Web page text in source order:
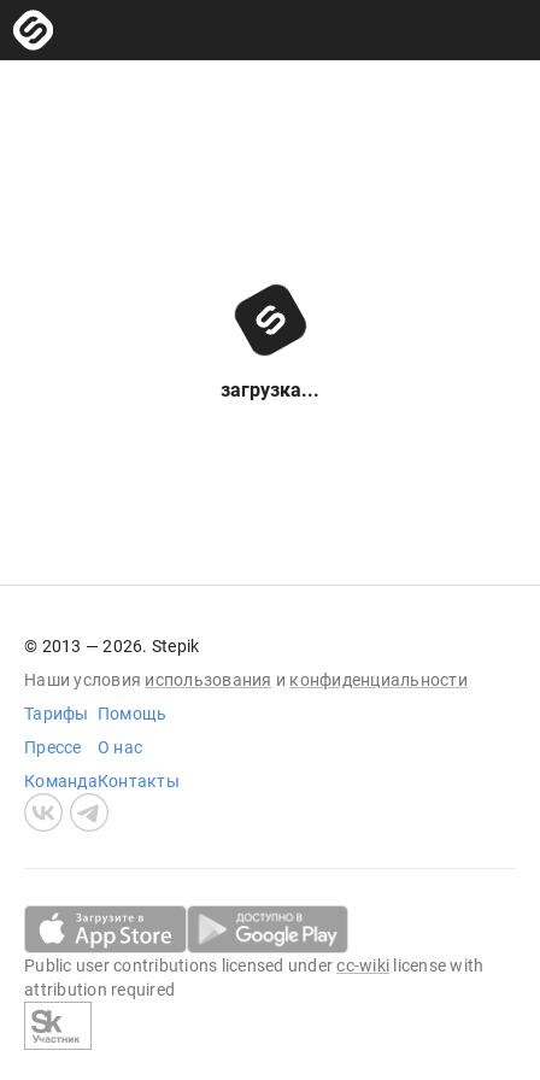
загрузка...
© 2013 — 2026. Stepik
Наши условия использования и конфиденциальности
Тарифы
Прессе
Команда
Помощь
О нас
Контакты
Public user contributions licensed undercc-wiki license with
attribution required